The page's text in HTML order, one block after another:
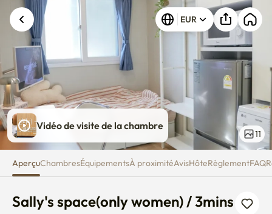
Sally's space(only women) /
EUR
Vidéo de visite de la chambre
11
AperçuChambresÉquipementsÀ proximitéAvisHôteRèglementFAQ
Sally's space(only women) / 3mins